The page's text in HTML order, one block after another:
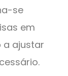
se
em
a ajustar